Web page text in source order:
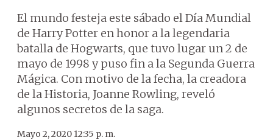
El mundo festeja este sábado el Día Mundial
de Harry Potter en honor a la legendaria
batalla de Hogwarts, que tuvo lugar un 2 de
mayo de 1998 y puso fin a la Segunda Guerra
Mágica. Con motivo de la fecha, la creadora
de la Historia, Joanne Rowling, reveló
algunos secretos de la saga.
Mayo 2, 2020 12:35 p. m.